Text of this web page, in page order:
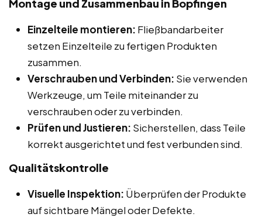
Montage und Zusammenbau in Bopfingen
Einzelteile montieren: Fließbandarbeiter
setzen Einzelteile zu fertigen Produkten
zusammen.
Verschrauben und Verbinden: Sie verwenden
Werkzeuge, um Teile miteinander zu
verschrauben oder zu verbinden.
Prüfen und Justieren: Sicherstellen, dass Teile
korrekt ausgerichtet und fest verbunden sind.
Qualitätskontrolle
Visuelle Inspektion: Überprüfen der Produkte
auf sichtbare Mängel oder Defekte.